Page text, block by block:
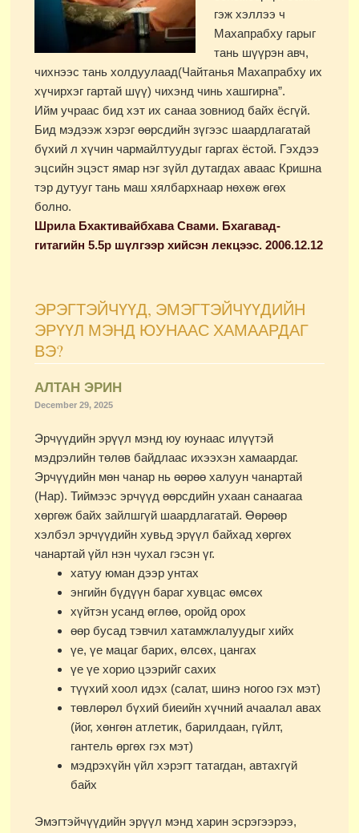
гэж хэллээ ч
Махапрабху гарыг
тань шүүрэн авч,
чихнээс тань холдуулаад(Чайтанья Махапрабху их
хүчирхэг гартай шүү) чихэнд чинь хашгирна”.
Ийм учраас бид хэт их санаа зовниод байх ёсгүй.
Бид мэдээж хэрэг өөрсдийн зүгээс шаардлагатай
бүхий л хүчин чармайлтуудыг гаргах ёстой. Гэхдээ
эцсийн эцэст ямар нэг зүйл дутагдах аваас Кришна
тэр дутууг тань маш хялбархнаар нөхөж өгөх
болно.
Шрила Бхактивайбхава Свами. Бхагавад-
гитагийн 5.5р шүлгээр хийсэн лекцээс. 2006.12.12
ЭРЭГТЭЙЧҮҮД, ЭМЭГТЭЙЧҮҮДИЙН
ЭРҮҮЛ МЭНД ЮУНААС ХАМААРДАГ
ВЭ?
АЛТАН ЭРИН
December 29, 2025
Эрчүүдийн эрүүл мэнд юу юунаас илүүтэй
мэдрэлийн төлөв байдлаас ихээхэн хамаардаг.
Эрчүүдийн мөн чанар нь өөрөө халуун чанартай
(Нар). Тиймээс эрчүүд өөрсдийн ухаан санаагаа
хөргөж байх зайлшгүй шаардлагатай. Өөрөөр
хэлбэл эрчүүдийн хувьд эрүүл байхад хөргөх
чанартай үйл нэн чухал гэсэн үг.
хатуу юман дээр унтах
энгийн бүдүүн бараг хувцас өмсөх
хүйтэн усанд өглөө, оройд орох
өөр бусад тэвчил хатамжлалуудыг хийх
үе, үе мацаг барих, өлсөх, цангах
үе үе хорио цээрийг сахих
түүхий хоол идэх (салат, шинэ ногоо гэх мэт)
төвлөрөл бүхий биеийн хүчний ачаалал авах
(йог, хөнгөн атлетик, барилдаан, гүйлт,
гантель өргөх гэх мэт)
мэдрэхүйн үйл хэрэгт татагдан, автахгүй
байх
Эмэгтэйчүүдийн эрүүл мэнд харин эсрэгээрээ,